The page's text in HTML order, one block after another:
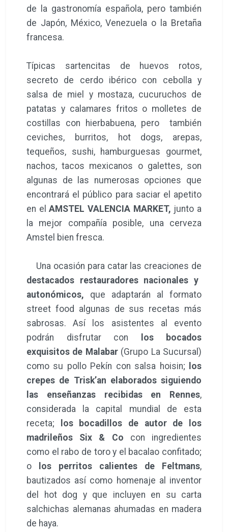
de la gastronomía española, pero también
de Japón, México, Venezuela o la Bretaña
francesa.
Típicas sartencitas de huevos rotos,
secreto de cerdo ibérico con cebolla y
salsa de miel y mostaza, cucuruchos de
patatas y calamares fritos o molletes de
costillas con hierbabuena, pero también
ceviches, burritos, hot dogs, arepas,
tequeños, sushi, hamburguesas gourmet,
nachos, tacos mexicanos o galettes, son
algunas de las numerosas opciones que
encontrará el público para saciar el apetito
en elAMSTEL VALENCIA MARKET, junto a
la mejor compañía posible, una cerveza
Amstel bien fresca.
Una ocasión para catar las creaciones de
destacados restauradores nacionales y
autonómicos, que adaptarán al formato
street food algunas de sus recetas más
sabrosas. Así los asistentes al evento
podrán disfrutar con
los bocados
exquisitos de Malabar(Grupo La Sucursal)
como su pollo Pekín con salsa hoisin; los
crepes de Trisk’an elaborados siguiendo
las enseñanzas recibidas en Rennes,
considerada la capital mundial de esta
receta;
los bocadillos de autor de los
madrileños Six & Co con ingredientes
como el rabo de toro y el bacalao confitado;
o
los perritos calientes de Feltmans,
bautizados así como homenaje al inventor
del hot dog y que incluyen en su carta
salchichas alemanas ahumadas en madera
de haya.